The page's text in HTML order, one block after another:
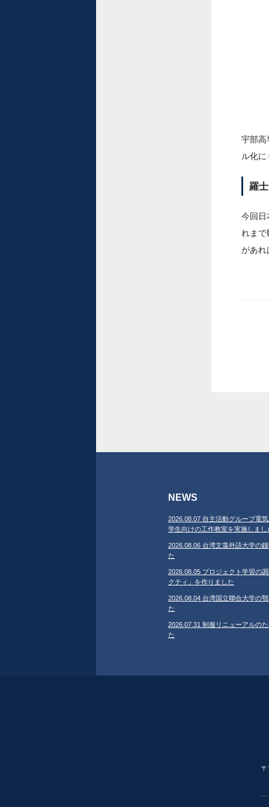
宇部高
ル化
羅
今回日
れまで
があれ
NEWS
2026.08.07 自主活動グループ電
学生向けの工作教室を実施しまし
2026.08.06 台湾文藻外語大学の
た
2026.08.05 プロジェクト学習の
クティ」を作りました
2026.08.04 台湾国立聯合大学の
た
2026.07.31 制服リニューアルの
た